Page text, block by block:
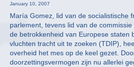
January 10, 2007
María Gomez, lid van de socialistische
parlement, tevens lid van de
de betrokkenheid van Europese staten
vluchten tracht uit te zoeken (TDIP),
overheid het mes op de keel gezet.
doorzettingsvermogen zijn nu allerlei